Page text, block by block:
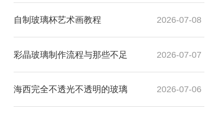
自制玻璃杯艺术画教程 2026-07-08
彩晶玻璃制作流程与那些不足 2026-07-07
海西完全不透光不透明的玻璃 2026-07-06